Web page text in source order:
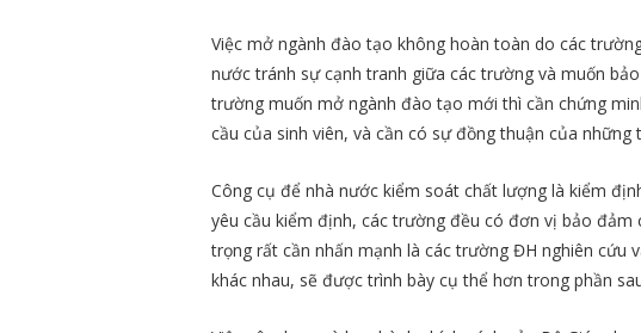
Việc mở ngành đào tạo không hoàn toàn do các
nước tránh sự cạnh tranh giữa các trường và muốn
trường muốn mở ngành đào tạo mới thì cần chứng
cầu của sinh viên, và cần có sự đồng thuận của
Công cụ để nhà nước kiểm soát chất lượng là kiểm
yêu cầu kiểm định, các trường đều có đơn vị bảo đảm
trọng rất cần nhấn mạnh là các trường ĐH nghiên cứu
khác nhau, sẽ được trình bày cụ thể hơn trong phần